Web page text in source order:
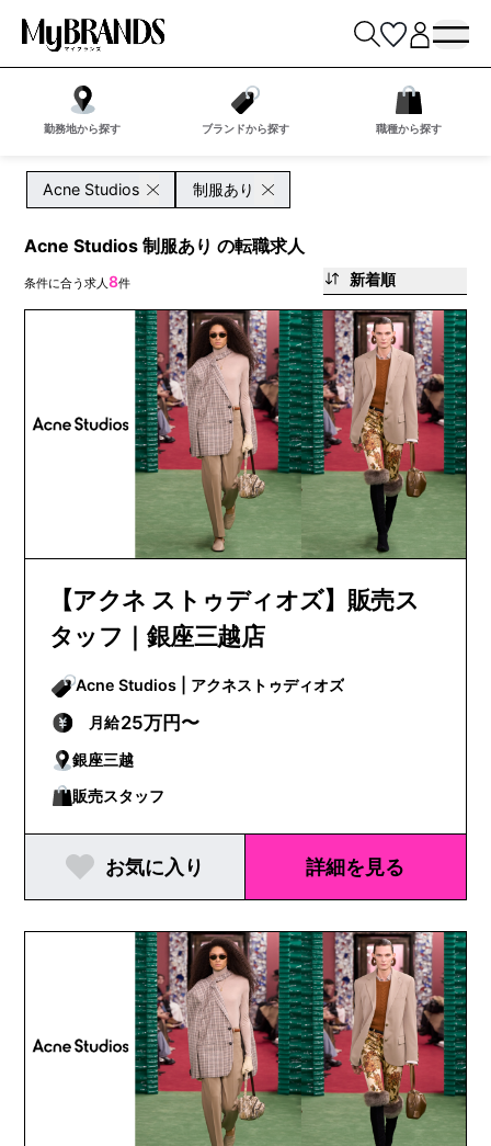
勤務地から探す ブランドから探す 職種から探す
Acne Studios 制服あり
Acne Studios 制服あり の転職求人
条件に合う求人8件 新着順
【アクネ ストゥディオズ】販売ス
タッフ｜銀座三越店
Acne Studios | アクネストゥディオズ
月給25万円〜
銀座三越
販売スタッフ
お気に入り 詳細を見る